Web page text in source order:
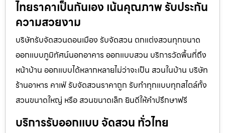
ไทยราคาเป็นกันเอง เน้นคุณภาพ รับประกัน
ความสวยงาม
บริษัทรับจัดสวนดอนเมือง รับจัดสวน ตกแต่งสวนทุกขนาด
ออกแบบภูมิทัศน์นอกอาคาร ออกแบบสวน บริการวัดพื้นที่ถึง
หน้าบ้าน ออกแบบได้หลากหลายไม่ว่าจะเป็น สวนในบ้าน บริษัท
ร้านอาหาร คาเฟ่ รับจัดสวนราคาถูก รับทำทุกแบบทุกสไตล์ทั้ง
สวนขนาดใหญ่ หรือ สวนขนาดเล็ก ยินดีให้คำปรึกษาฟรี
บริการรับออกแบบ จัดสวน ทั่วไทย